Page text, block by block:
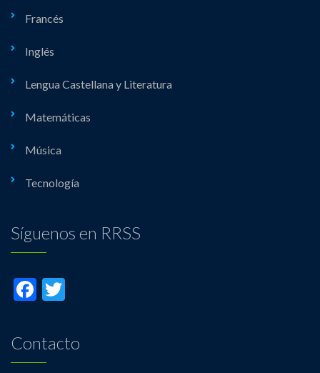
Francés
Inglés
Lengua Castellana y Literatura
Matemáticas
Música
Tecnología
Síguenos en RRSS
Facebook
Contacto